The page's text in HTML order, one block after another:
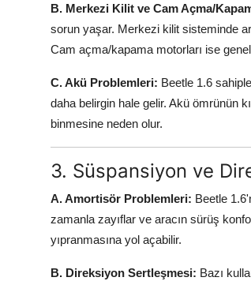
B. Merkezi Kilit ve Cam Açma/
sorun yaşar. Merkezi kilit sisteminde
Cam açma/kapama motorları ise
C. Akü Problemleri: Beetle 1.6
daha belirgin hale gelir. Akü ömrünün
binmesine neden olur.
3. Süspansiyon ve
A. Amortisör Problemleri: Beetle
zamanla zayıflar ve aracın sürüş
yıpranmasına yol açabilir.
B. Direksiyon Sertleşmesi: Bazı